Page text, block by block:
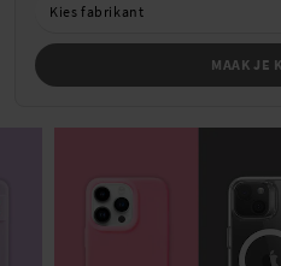
Kies fabrikant
MAAK JE